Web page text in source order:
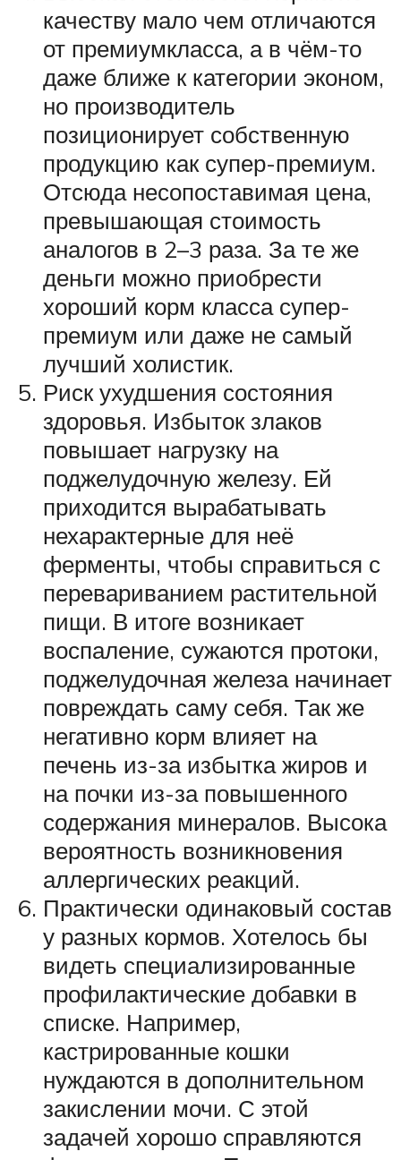
качеству мало чем отличаются
от премиумкласса, а в чём-то
даже ближе к категории эконом,
но производитель
позиционирует собственную
продукцию как супер-премиум.
Отсюда несопоставимая цена,
превышающая стоимость
аналогов в 2–3 раза. За те же
деньги можно приобрести
хороший корм класса супер-
премиум или даже не самый
лучший холистик.
Риск ухудшения состояния
здоровья. Избыток злаков
повышает нагрузку на
поджелудочную железу. Ей
приходится вырабатывать
нехарактерные для неё
ферменты, чтобы справиться с
перевариванием растительной
пищи. В итоге возникает
воспаление, сужаются протоки,
поджелудочная железа начинает
повреждать саму себя. Так же
негативно корм влияет на
печень из-за избытка жиров и
на почки из-за повышенного
содержания минералов. Высока
вероятность возникновения
аллергических реакций.
Практически одинаковый состав
у разных кормов. Хотелось бы
видеть специализированные
профилактические добавки в
списке. Например,
кастрированные кошки
нуждаются в дополнительном
закислении мочи. С этой
задачей хорошо справляются